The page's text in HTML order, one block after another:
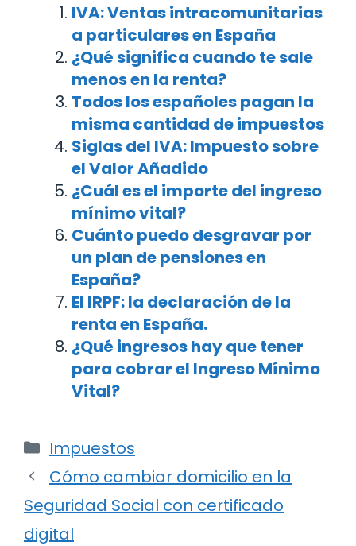
IVA: Ventas intracomunitarias
a particulares en España
¿Qué significa cuando te sale
menos en la renta?
Todos los españoles pagan la
misma cantidad de impuestos
Siglas del IVA: Impuesto sobre
el Valor Añadido
¿Cuál es el importe del ingreso
mínimo vital?
Cuánto puedo desgravar por
un plan de pensiones en
España?
El IRPF: la declaración de la
renta en España.
¿Qué ingresos hay que tener
para cobrar el Ingreso Mínimo
Vital?
Categorías
Impuestos
Navegación
de
entradas
Cómo cambiar domicilio en la
Seguridad Social con certificado
digital